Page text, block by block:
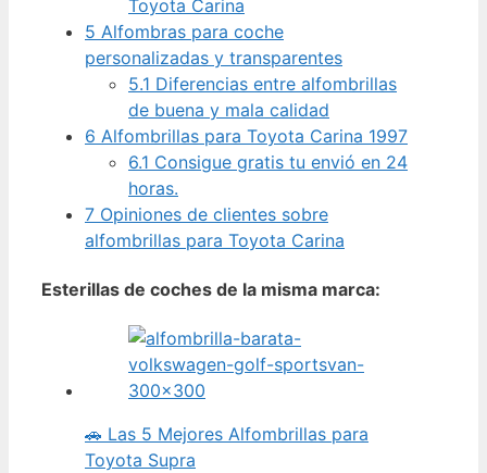
Toyota Carina
5 Alfombras para coche
personalizadas y transparentes
5.1 Diferencias entre alfombrillas
de buena y mala calidad
6 Alfombrillas para Toyota Carina 1997
6.1 Consigue gratis tu envió en 24
horas.
7 Opiniones de clientes sobre
alfombrillas para Toyota Carina
Esterillas de coches de la misma marca:
🚗 Las 5 Mejores Alfombrillas para
Toyota Supra